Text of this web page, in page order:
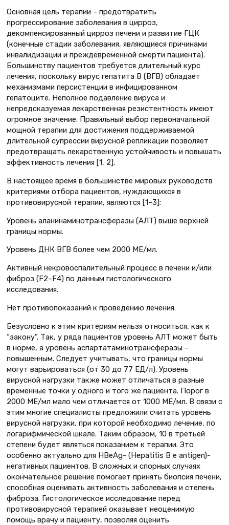
Основная цель терапии – предотвратить
прогрессирование заболевания в цирроз,
декомпенсированный цирроз печени и развитие ГЦК
(конечные стадии заболевания, являющиеся причинами
инвалидизации и преждевременной смерти пациента).
Большинству пациентов требуется длительный курс
лечения, поскольку вирус гепатита В (ВГВ) обладает
механизмами персистенции в инфицированном
гепатоците. Неполное подавление вируса и
непредсказуемая лекарственная резистентность имеют
огромное значение. Правильный выбор первоначальной
мощной терапии для достижения поддерживаемой
длительной супрессии вирусной репликации позволяет
предотвращать лекарственную устойчивость и повышать
эффективность лечения [1, 2].
В настоящее время в большинстве мировых руководств
критериями отбора пациентов, нуждающихся в
противовирусной терапии, являются [1–3]:
Уровень аланинаминотрансферазы (АЛТ) выше верхней
границы нормы.
Уровень ДНК ВГВ более чем 2000 МЕ/мл.
Активный некровоспалительный процесс в печени и/или
фиброз (F2–F4) по данным гистологического
исследования.
Нет противопоказаний к проведению лечения.
Безусловно к этим критериям нельзя относиться, как к
“закону”. Так, у ряда пациентов уровень АЛТ может быть
в норме, а уровень аспартатаминотрансферазы –
повышенным. Следует учитывать, что границы нормы
могут варьироваться (от 30 до 77 ЕД/л). Уровень
вирусной нагрузки также может отличаться в разные
временные точки у одного и того же пациента. Порог в
2000 МЕ/мл мало чем отличается от 1000 МЕ/мл. В связи с
этим многие специалисты предложили считать уровень
вирусной нагрузки, при которой необходимо лечение, по
логарифмической шкале. Таким образом, 10 в третьей
степени будет являться показанием к терапии. Это
особенно актуально для HBeAg- (Hepatitis B e antigen)-
негативных пациентов. В сложных и спорных случаях
окончательное решение помогает принять биопсия печени,
способная оценивать активность заболевания и степень
фиброза. Гистологическое исследование перед
противовирусной терапией оказывает неоценимую
помощь врачу и пациенту, позволяя оценить